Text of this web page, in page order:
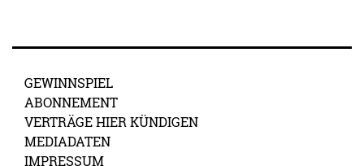
GEWINNSPIEL
ABONNEMENT
VERTRÄGE HIER KÜNDIGEN
MEDIADATEN
IMPRESSUM